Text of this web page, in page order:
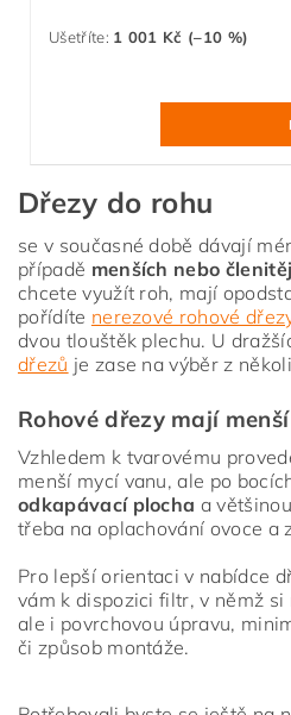
Ušetříte: 1 001 Kč (–10 %)
Dřezy do rohu
se v současné době dávají
případě menších nebo
chcete využít roh, mají
pořídíte nerezové rohové
dvou tlouštěk plechu. U
dřezů je zase na výběr z
Rohové dřezy mají
Vzhledem k tvarovému
menší mycí vanu, ale po
odkapávací plocha a
třeba na oplachování ovoce a
Pro lepší orientaci v nabídce
vám k dispozici filtr, v němž
ale i povrchovou úpravu,
či způsob montáže.